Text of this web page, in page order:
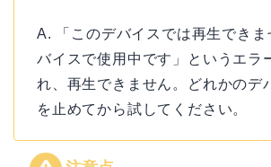
A. 「このデバイスでは再生でき
バイスで使用中です」というエラ
れ、再生できません。どれかのデ
を止めてから試してください。